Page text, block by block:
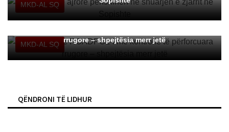
MKD-AL SQ
MKD-AL SQ
rrugore – shpejtësia merr jetë
QËNDRONI TË LIDHUR